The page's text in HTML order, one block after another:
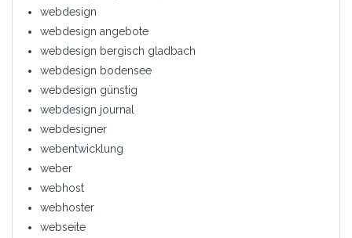
webdesign
webdesign angebote
webdesign bergisch gladbach
webdesign bodensee
webdesign günstig
webdesign journal
webdesigner
webentwicklung
weber
webhost
webhoster
webseite